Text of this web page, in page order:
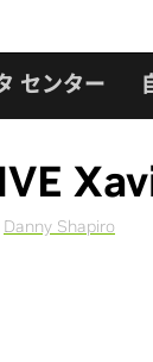
センター
Danny Shapiro